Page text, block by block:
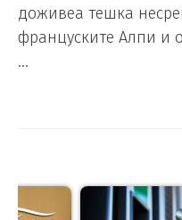
доживеа тешка
француските Алпи и
…